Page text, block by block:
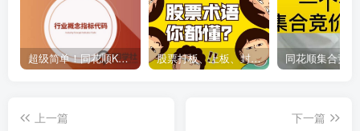
超级简单！同花顺K线界面显示行业概念指标代码图解 股票打板、上板、封板、翘板、炸板是什么意思？炒股你必须懂的暗语！
上一篇
下一篇